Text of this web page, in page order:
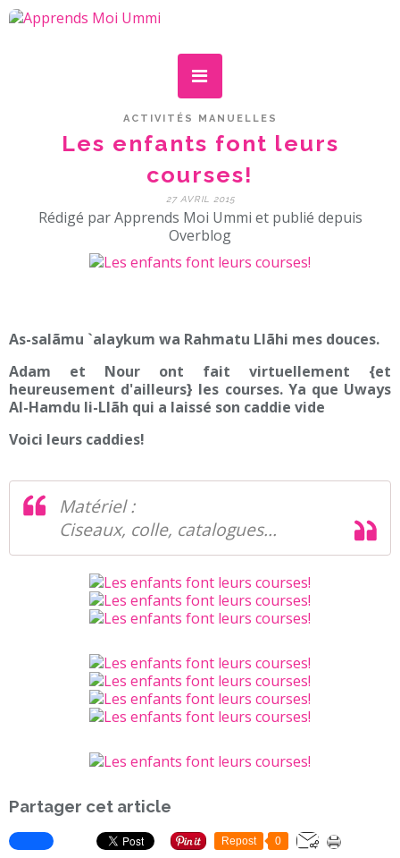
ACTIVITÉS MANUELLES
Les enfants font leurs
courses!
27 AVRIL 2015
Rédigé par Apprends Moi Ummi et publié depuis
Overblog
As-salãmu `alaykum wa Rahmatu Llãhi mes douces.
Adam et Nour ont fait virtuellement {et
heureusement d'ailleurs} les courses. Ya que Uways
Al-Hamdu li-Llãh qui a laissé son caddie vide
Voici leurs caddies!
Matériel :
Ciseaux, colle, catalogues...
Partager cet article
Repost 0